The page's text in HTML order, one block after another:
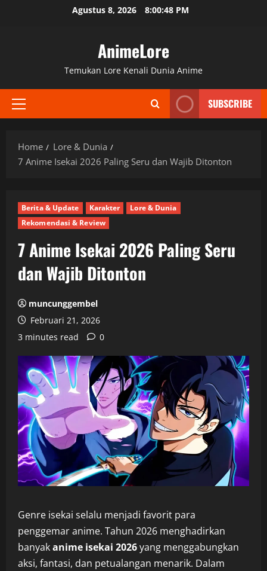
Agustus 8, 2026 8:00:49 PM
AnimeLore
Temukan Lore Kenali Dunia Anime
Primary
SUBSCRIBE
Home
Lore & Dunia
7 Anime Isekai 2026 Paling Seru dan Wajib Ditonton
Berita & Update Karakter
Lore & Dunia
Rekomendasi & Review
7 Anime Isekai 2026 Paling Seru
dan Wajib Ditonton
muncunggembel
Februari 21, 2026
3 minutes read
0
Genre isekai selalu menjadi favorit para
penggemar anime. Tahun 2026 menghadirkan
banyakanime isekai 2026yang menggabungkan
aksi, fantasi, dan petualangan menarik. Dalam